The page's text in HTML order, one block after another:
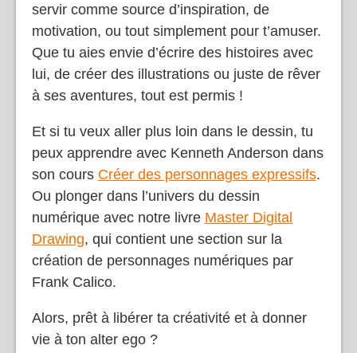
servir comme source d’inspiration, de
motivation, ou tout simplement pour t’amuser.
Que tu aies envie d’écrire des histoires avec
lui, de créer des illustrations ou juste de rêver
à ses aventures, tout est permis !
Et si tu veux aller plus loin dans le dessin, tu
peux apprendre avec Kenneth Anderson dans
son cours Créer des personnages expressifs.
Ou plonger dans l’univers du dessin
numérique avec notre livre Master Digital
Drawing, qui contient une section sur la
création de personnages numériques par
Frank Calico.
Alors, prêt à libérer ta créativité et à donner
vie à ton alter ego ?